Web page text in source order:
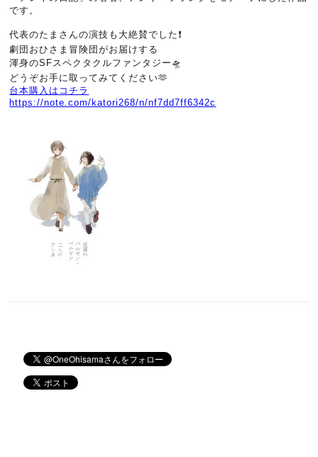
です。
代表のたまさんの演技も大絶賛でした❗
劇団おひさま冒険団がお届けする
渾身のSFスペクタクルファンタジー🛸
どうぞお手に取ってみてください🫶
台本購入はコチラ
https://note.com/katori268/n/nf7dd7ff6342c